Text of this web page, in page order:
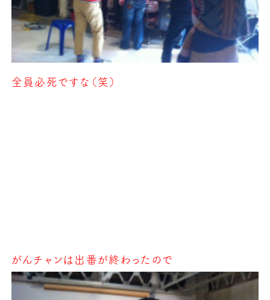
全員必死ですな（笑）
がんチャンは出番が終わったので